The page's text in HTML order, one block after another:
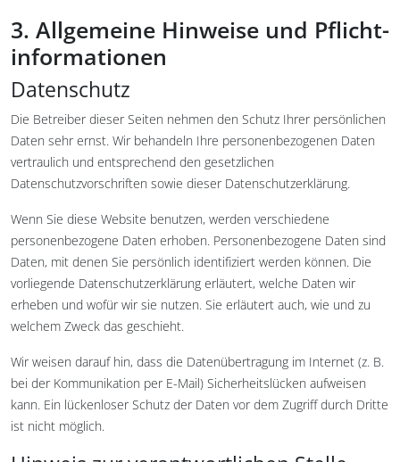
3. Allgemeine Hinweise und Pflicht­
informationen
Datenschutz
Die Betreiber dieser Seiten nehmen den Schutz Ihrer persönlichen
Daten sehr ernst. Wir behandeln Ihre personenbezogenen Daten
vertraulich und entsprechend den gesetzlichen
Datenschutzvorschriften sowie dieser Datenschutzerklärung.
Wenn Sie diese Website benutzen, werden verschiedene
personenbezogene Daten erhoben. Personenbezogene Daten sind
Daten, mit denen Sie persönlich identifiziert werden können. Die
vorliegende Datenschutzerklärung erläutert, welche Daten wir
erheben und wofür wir sie nutzen. Sie erläutert auch, wie und zu
welchem Zweck das geschieht.
Wir weisen darauf hin, dass die Datenübertragung im Internet (z. B.
bei der Kommunikation per E-Mail) Sicherheitslücken aufweisen
kann. Ein lückenloser Schutz der Daten vor dem Zugriff durch Dritte
ist nicht möglich.